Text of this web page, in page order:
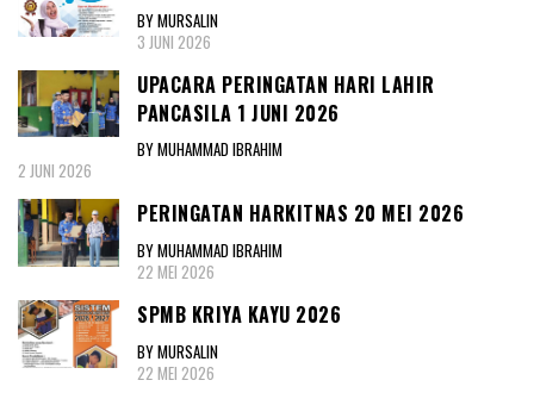
BY MURSALIN
3 JUNI 2026
UPACARA PERINGATAN HARI LAHIR
PANCASILA 1 JUNI 2026
BY MUHAMMAD IBRAHIM
2 JUNI 2026
PERINGATAN HARKITNAS 20 MEI 2026
BY MUHAMMAD IBRAHIM
22 MEI 2026
SPMB KRIYA KAYU 2026
BY MURSALIN
22 MEI 2026